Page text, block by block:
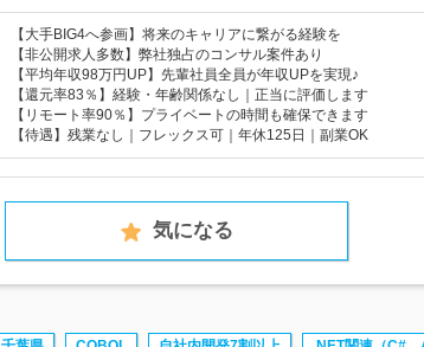
【大手BIG4へ参画】将来のキャリアに繋がる経験を
【非公開求人多数】弊社独占のコンサル案件あり
【平均年収98万円UP】先輩社員全員が年収UPを実現♪
【還元率83％】経験・年齢関係なし｜正当に評価します
【リモート率90％】プライベートの時間も確保できます
【待遇】残業なし｜フレックス可｜年休125日｜副業OK
気になる